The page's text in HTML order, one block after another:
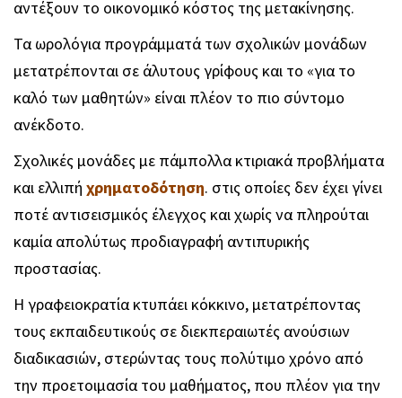
αντέξουν το οικονομικό κόστος της μετακίνησης.
Τα ωρολόγια προγράμματά των σχολικών μονάδων
μετατρέπονται σε άλυτους γρίφους και το «για το
καλό των μαθητών» είναι πλέον το πιο σύντομο
ανέκδοτο.
Σχολικές μονάδες με πάμπολλα κτιριακά προβλήματα
και ελλιπή χρηματοδότηση. στις οποίες δεν έχει γίνει
ποτέ αντισεισμικός έλεγχος και χωρίς να πληρούται
καμία απολύτως προδιαγραφή αντιπυρικής
προστασίας.
Η γραφειοκρατία κτυπάει κόκκινο, μετατρέποντας
τους εκπαιδευτικούς σε διεκπεραιωτές ανούσιων
διαδικασιών, στερώντας τους πολύτιμο χρόνο από
την προετοιμασία του μαθήματος, που πλέον για την